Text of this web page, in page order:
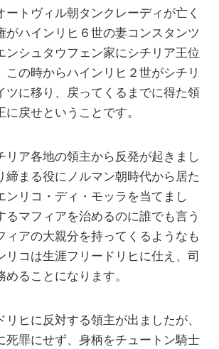
ートヴィル朝タンクレーディが亡く
がハインリヒ６世の妻コンスタンツ
ンシュタウフェン家にシチリア王位
この時からハインリヒ２世がシチリ
ツに移り、戻ってくるまでに得た領
戻せということです。
リア各地の領主から反発が起きまし
締まる役にノルマン朝時代から居た
ンリコ・ディ・モッラを当てまし
るマフィアを治めるのに誰でも言う
ィアの大親分を持ってくるようなも
リコは生涯フリードリヒに仕え、司
ることになります。
リヒに反対する領主が出ましたが、
死罪にせず、身柄をチュートン騎士